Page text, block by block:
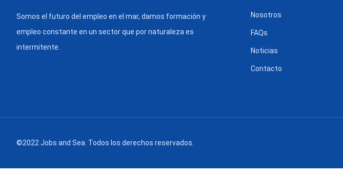
Somos el futuro del empleo en el mar, damos formación y
empleo constante en un sector que por naturaleza es
intermitente.
Nosotros
FAQs
Noticias
Contacto
©2022 Jobs and Sea. Todos los derechos reservados.